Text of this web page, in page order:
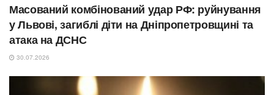
Масований комбінований удар РФ: руйнування
у Львові, загиблі діти на Дніпропетровщині та
атака на ДСНС
30.07.2026